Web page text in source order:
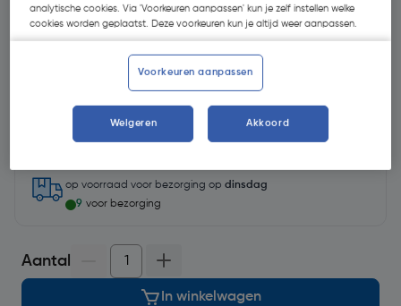
€ 49,84| Excl. btw € 41,19
op voorraad voor bezorging op dinsdag
9 voor bezorging
Aantal
In winkelwagen
analytische cookies. Via 'Voorkeuren aanpassen' kun je zelf instellen welke
cookies worden geplaatst. Deze voorkeuren kun je altijd weer aanpassen.
Voorkeuren aanpassen
Weigeren Akkoord